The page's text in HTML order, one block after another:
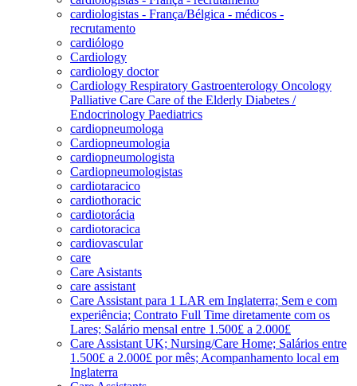
cardiologistas - França/Bélgica - médicos -
recrutamento
cardiólogo
Cardiology
cardiology doctor
Cardiology Respiratory Gastroenterology Oncology
Palliative Care Care of the Elderly Diabetes /
Endocrinology Paediatrics
cardiopneumologa
Cardiopneumologia
cardiopneumologista
Cardiopneumologistas
cardiotaracico
cardiothoracic
cardiotorácia
cardiotoracica
cardiovascular
care
Care Asistants
care assistant
Care Assistant para 1 LAR em Inglaterra; Sem e com
experiência; Contrato Full Time diretamente com os
Lares; Salário mensal entre 1.500£ a 2.000£
Care Assistant UK; Nursing/Care Home; Salários entre
1.500£ a 2.000£ por mês; Acompanhamento local em
Inglaterra